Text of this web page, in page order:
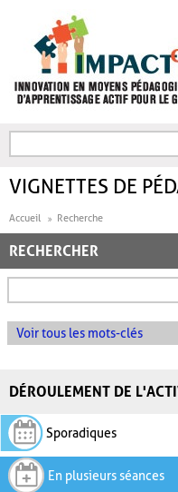
FORMULAIRE DE
VIGNETTES DE
Accueil Recherche
RECHERCHER
Voir tous les mots-clés
DÉROULEMENT DE
Sporadiques
En plusieurs séances